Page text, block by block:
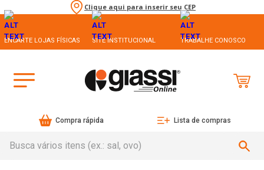
Clique aqui para inserir seu CEP
ENCARTE LOJAS FÍSICAS SITE INSTITUCIONAL TRABALHE CONOSCO
Compra rápida Lista de compras